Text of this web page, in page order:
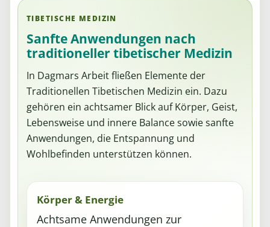
TIBETISCHE MEDIZIN
Sanfte Anwendungen nach
traditioneller tibetischer Medizin
In Dagmars Arbeit fließen Elemente der
Traditionellen Tibetischen Medizin ein. Dazu
gehören ein achtsamer Blick auf Körper, Geist,
Lebensweise und innere Balance sowie sanfte
Anwendungen, die Entspannung und
Wohlbefinden unterstützen können.
Körper & Energie
Achtsame Anwendungen zur